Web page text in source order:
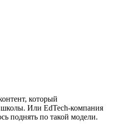
который
школы. Или EdTech-компания
поднять по такой модели.